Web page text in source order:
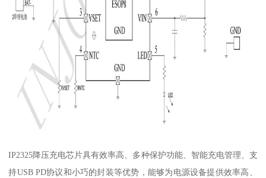
IP2325降压充电芯片具有效率高、多种保护功能、智能充电管理、支
持USB PD协议和小巧的封装等优势，能够为电源设备提供效率高、